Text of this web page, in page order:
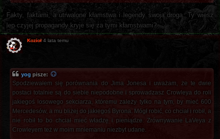
Fakty, faktami, a utrwalone kłamstwa i legendy swoją drogą. Ty wiesz
lep czyjej propagandy kryje się za tymi kłamstwami?
Kozioł 4 lata temu
yog pisze:
Spodziewałem się porównania do Jima Jonesa i uważam, że te dwie
postaci totalnie są do siebie niepodobne i sprowadzasz Crowleya do roli
jakiegoś losowego sekciarza, któremu zależy tylko na tym, by mieć 600
Mercedesów, a mu bliżej do jakiegoś Byrona. Mógł robić, co chciał i robił, a
nie robił to bo chciał mieć władzę i pieniądze. Zrównywanie LaVeya z
Crowleyem też w moim mniemaniu niezbyt udane.